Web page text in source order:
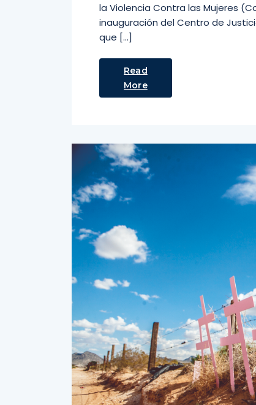
la Violencia Contra las Mujeres
inauguración del Centro de
que […]
Read
More